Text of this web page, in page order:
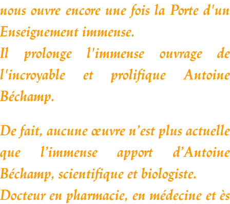
nous ouvre encore une fois la Porte d'un
Enseignement immense.
Il prolonge l'immense ouvrage de
l'incroyable et prolifique Antoine
Béchamp.
De fait, aucune œuvre n’est plus actuelle
que l’immense apport d’Antoine
Béchamp, scientifique et biologiste.
Docteur en pharmacie, en médecine et ès